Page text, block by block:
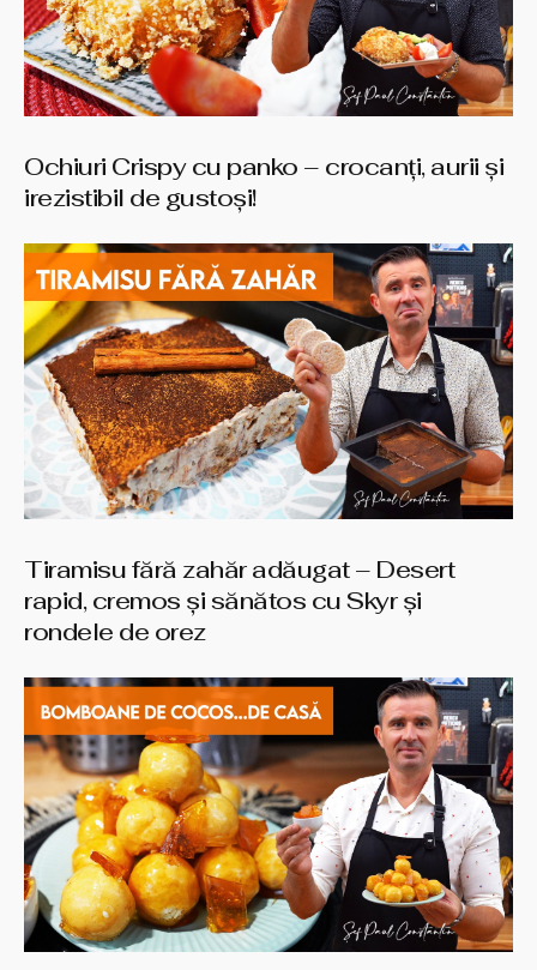
Ochiuri Crispy cu panko – crocanți, aurii și
irezistibil de gustoși!
Tiramisu fără zahăr adăugat – Desert
rapid, cremos și sănătos cu Skyr și
rondele de orez